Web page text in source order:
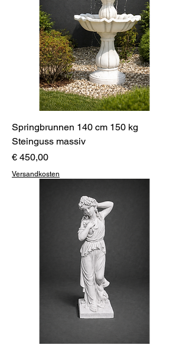
Springbrunnen 140 cm 150 kg
Steinguss massiv
Preis
€ 450,00
Versandkosten